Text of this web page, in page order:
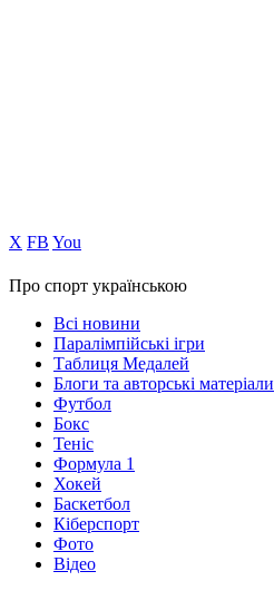
Х FB You
Про спорт українською
Всі новини
Паралімпійські ігри
Таблиця Медалей
Блоги та авторські матеріали
Футбол
Бокс
Теніс
Формула 1
Хокей
Баскетбол
Кіберспорт
Фото
Відео